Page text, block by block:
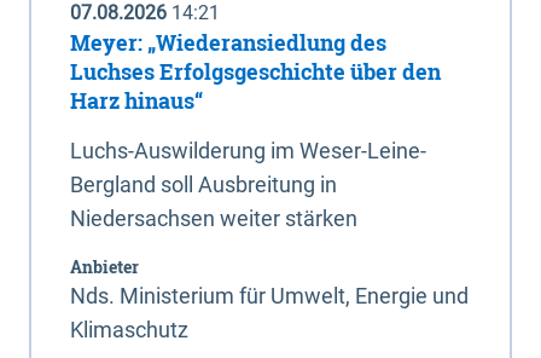
07.08.2026 14:21
Meyer: „Wiederansiedlung des
Luchses Erfolgsgeschichte über den
Harz hinaus“
Luchs-Auswilderung im Weser-Leine-
Bergland soll Ausbreitung in
Niedersachsen weiter stärken
Anbieter
Nds. Ministerium für Umwelt, Energie und
Klimaschutz